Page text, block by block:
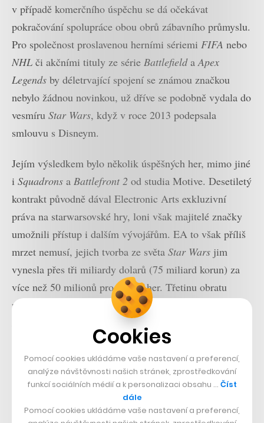
v případě komerčního úspěchu se dá očekávat
pokračování spolupráce obou obrů zábavního průmyslu.
Pro společnost proslavenou herními sériemi FIFA nebo
NHL či akčními tituly ze série Battlefielda Apex
Legends by déletrvající spojení se známou značkou
nebylo žádnou novinkou, už dříve se podobně vydala do
vesmíru Star Wars, když v roce 2013 podepsala
smlouvu s Disneym.
Jejím výsledkem bylo několik úspěšných her, mimo jiné
i Squadrons a Battlefront 2 od studia Motive. Desetiletý
kontrakt původně dával Electronic Arts exkluzivní
práva na starwarsovské hry, loni však majitelé značky
umožnili přístup i dalším vývojářům. EA to však příliš
mrzet nemusí, jejich tvorba ze světa Star Wars jim
vynesla přes tři miliardy dolarů (75 miliard korun) za
více než 50 milionů prodaných her. Třetinu obratu
přitom tvoří mikrotransakce z mobilní
Přečtěte si také
Ant-Man je zpět. V novém
filmu se utká se s mocným
Kangem
Cookies
Pomocí cookies ukládáme vaše nastavení a preferencí,
analýze návštěvnosti našich stránek, zprostředkování
funkcí sociálních médií a k personalizaci obsahu … Číst
dále
Pomocí cookies ukládáme vaše nastavení a preferencí,